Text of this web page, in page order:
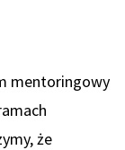
mentoringowy
że